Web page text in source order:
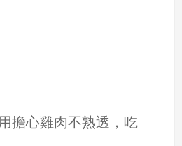
擔心雞肉不熟透，吃